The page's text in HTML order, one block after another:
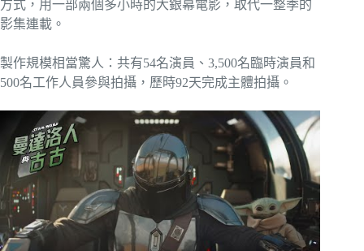
方式，用一部兩個多小時的大銀幕電影，取代一整季的
影集連載。
製作規模相當驚人：共有54名演員、3,500名臨時演員和
500名工作人員參與拍攝，歷時92天完成主體拍攝。